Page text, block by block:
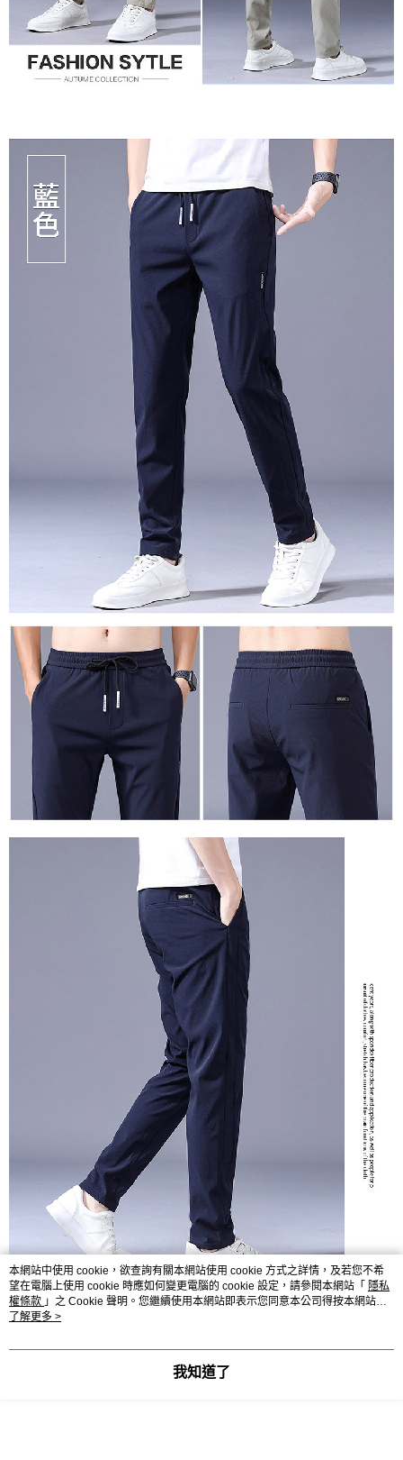
本網站中使用 cookie，欲查詢有關本網站使用 cookie 方式之詳情，及若您不希
望在電腦上使用 cookie 時應如何變更電腦的 cookie 設定，請參閱本網站「 隱私
權條款 」之 Cookie 聲明。您繼續使用本網站即表示您同意本公司得按本網站使
用條款之 Cookie 聲明使用 cookie。
了解更多 >
我知道了